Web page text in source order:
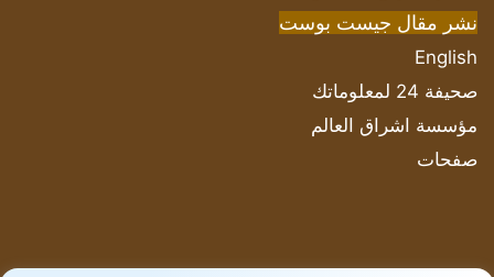
نشر مقال جيست بوست
English
صحيفة 24 لمعلوماتك
مؤسسة اشراق العالم
صفحات